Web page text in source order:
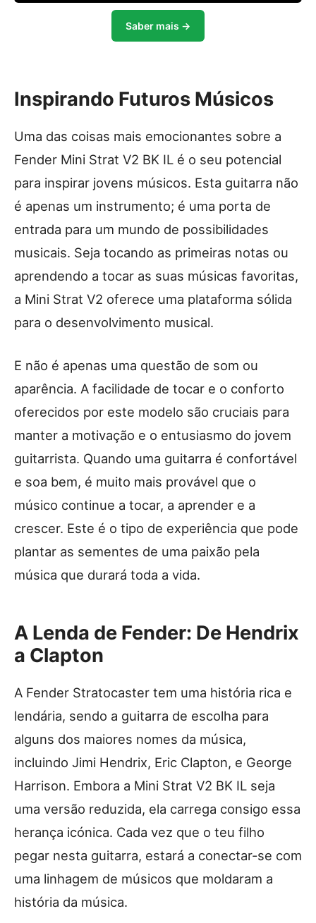
Saber mais →
Inspirando Futuros Músicos
Uma das coisas mais emocionantes sobre a
Fender Mini Strat V2 BK IL é o seu potencial
para inspirar jovens músicos. Esta guitarra não
é apenas um instrumento; é uma porta de
entrada para um mundo de possibilidades
musicais. Seja tocando as primeiras notas ou
aprendendo a tocar as suas músicas favoritas,
a Mini Strat V2 oferece uma plataforma sólida
para o desenvolvimento musical.
E não é apenas uma questão de som ou
aparência. A facilidade de tocar e o conforto
oferecidos por este modelo são cruciais para
manter a motivação e o entusiasmo do jovem
guitarrista. Quando uma guitarra é confortável
e soa bem, é muito mais provável que o
músico continue a tocar, a aprender e a
crescer. Este é o tipo de experiência que pode
plantar as sementes de uma paixão pela
música que durará toda a vida.
A Lenda de Fender: De Hendrix
a Clapton
A Fender Stratocaster tem uma história rica e
lendária, sendo a guitarra de escolha para
alguns dos maiores nomes da música,
incluindo Jimi Hendrix, Eric Clapton, e George
Harrison. Embora a Mini Strat V2 BK IL seja
uma versão reduzida, ela carrega consigo essa
herança icónica. Cada vez que o teu filho
pegar nesta guitarra, estará a conectar-se com
uma linhagem de músicos que moldaram a
história da música.